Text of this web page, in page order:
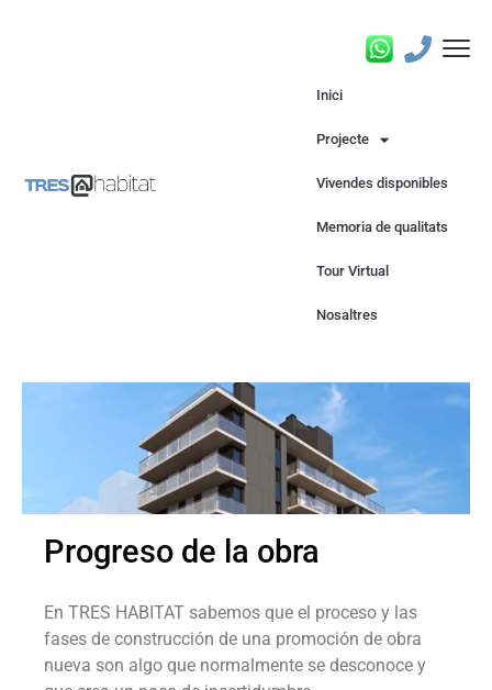
Inici
Projecte
Vivendes disponibles
Memoria de qualitats
Tour Virtual
Nosaltres
Progreso de la obra
En TRES HABITAT sabemos que el proceso y las
fases de construcción de una promoción de obra
nueva son algo que normalmente se desconoce y